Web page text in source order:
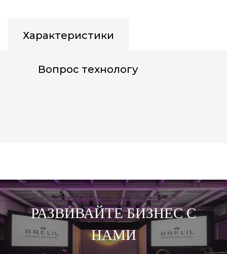
Характеристики
Вопрос технологу
РАЗВИВАЙТЕ БИЗНЕС С
НАМИ